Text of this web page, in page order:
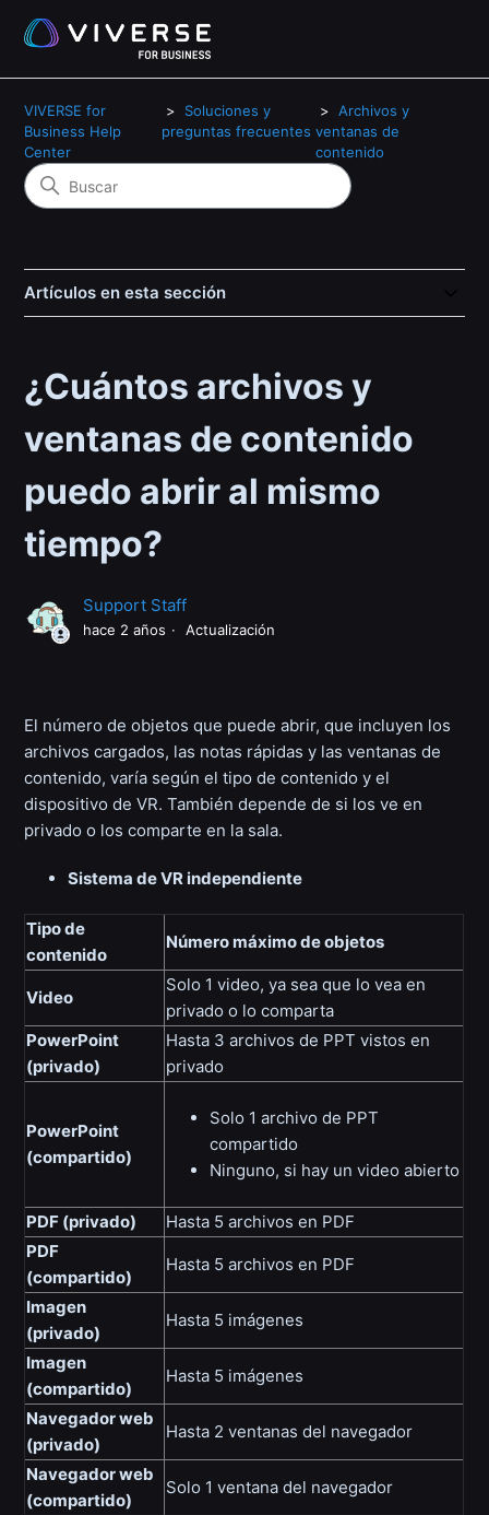
VIVERSE for
Business Help
Center
Soluciones y
preguntas frecuentes
Archivos y
ventanas de
contenido
Artículos en esta sección
¿Cuántos archivos y
ventanas de contenido
puedo abrir al mismo
tiempo?
Support Staff
hace 2 años Actualización
El número de objetos que puede abrir, que incluyen los
archivos cargados, las notas rápidas y las ventanas de
contenido, varía según el tipo de contenido y el
dispositivo de VR. También depende de si los ve en
privado o los comparte en la sala.
Sistema de VR independiente
Tipo de
contenido
Número máximo de objetos
Video
Solo 1 video, ya sea que lo vea en
privado o lo comparta
PowerPoint
(privado)
Hasta 3 archivos de PPT vistos en
privado
PowerPoint
(compartido)
Solo 1 archivo de PPT
compartido
Ninguno, si hay un video abierto
PDF (privado)
Hasta 5 archivos en PDF
PDF
(compartido)
Hasta 5 archivos en PDF
Imagen
(privado)
Hasta 5 imágenes
Imagen
(compartido)
Hasta 5 imágenes
Navegador web
(privado)
Hasta 2 ventanas del navegador
Navegador web
(compartido)
Solo 1 ventana del navegador